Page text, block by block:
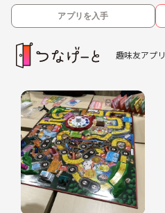
アプリを入手
趣味友アプリ